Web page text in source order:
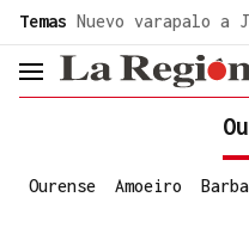
Temas Nuevo varapalo a
header.menu.open
Ourense Amoeiro